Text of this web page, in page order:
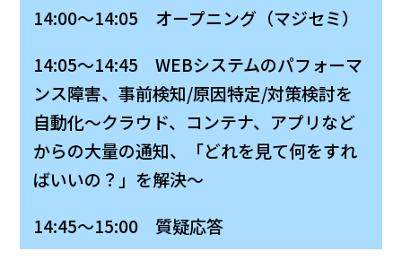
14:00～14:05 オープニング（マジセミ）
14:05～14:45 WEBシステムのパフォーマ
ンス障害、事前検知/原因特定/対策検討を
自動化〜クラウド、コンテナ、アプリなど
からの大量の通知、「どれを見て何をすれ
ばいいの？」を解決〜
14:45～15:00 質疑応答